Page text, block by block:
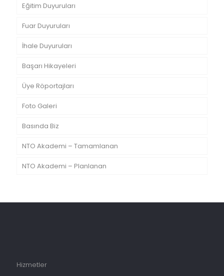
Eğitim Duyuruları
Fuar Duyuruları
İhale Duyuruları
Başarı Hikayeleri
Üye Röportajları
Foto Galeri
Basında Biz
NTO Akademi – Tamamlanan
NTO Akademi – Planlanan
Hizmetler